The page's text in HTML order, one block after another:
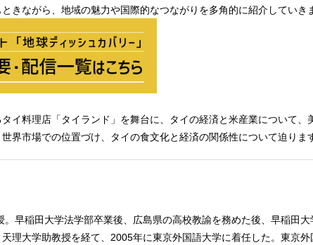
ながら、地域の魅力や国際的なつながりを多角的に紹介していき
料理店「タイランド」を舞台に、タイの経済と米産業について、
市場での位置づけ、タイの食文化と経済の関係性について迫りま
早稲田大学法学部卒業後、広島県の高校教諭を務めた後、早稲田
理大学助教授を経て、2005年に東京外国語大学に着任した。東京